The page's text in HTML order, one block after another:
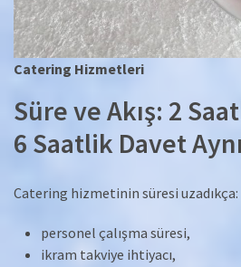
Catering Hizmetleri
Süre ve Akış: 2
6 Saatlik Davet
Catering hizmetinin süresi uzadıkça:
personel çalışma süresi,
ikram takviye ihtiyacı,